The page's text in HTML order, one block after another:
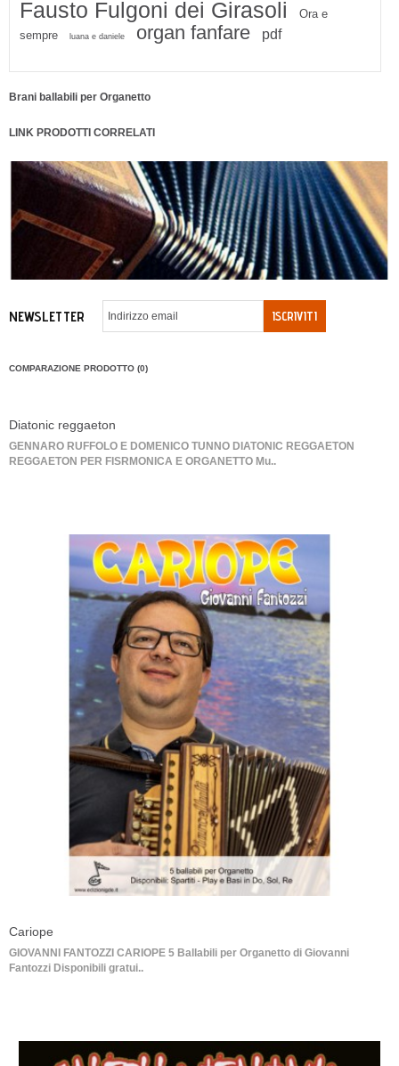
Fausto Fulgoni dei Girasoli
Ora e
sempre
luana e daniele organ fanfare pdf
Brani ballabili per Organetto
LINK PRODOTTI CORRELATI
NEWSLETTER ISCRIVITI
COMPARAZIONE PRODOTTO (0)
Diatonic reggaeton
GENNARO RUFFOLO E DOMENICO TUNNO DIATONIC REGGAETON
REGGAETON PER FISRMONICA E ORGANETTO Mu..
Cariope
GIOVANNI FANTOZZI CARIOPE 5 Ballabili per Organetto di Giovanni
Fantozzi Disponibili gratui..